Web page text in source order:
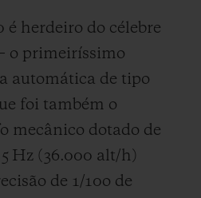
é herdeiro do célebre
o primeiríssimo
automática de tipo
foi também o
mecânico dotado de
Hz ( 36.000 alt/h )
de 1/10o de